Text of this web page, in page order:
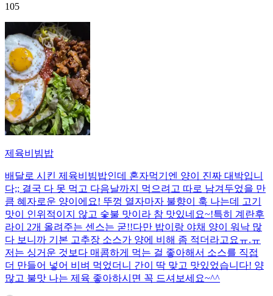
105
제육비빔밥
배달로 시킨 제육비빔밥인데 혼자먹기엔 양이 진짜 대박입니
다;; 결국 다 못 먹고 다음날까지 먹으려고 따로 남겨두었을 만
큼 혜자로운 양이에요! 뚜껑 열자마자 불향이 훅 나는데 고기
맛이 인위적이지 않고 숯불 맛이라 참 맛있네요~!특히 계란후
라이 2개 올려주는 센스는 굳!! ​다만 밥이랑 야채 양이 워낙 많
다 보니까 기본 고추장 소스가 양에 비해 좀 적더라고요ㅠ.ㅠ
저는 싱거운 것보다 매콤하게 먹는 걸 좋아해서 소스를 직접
더 만들어 넣어 비벼 먹었더니 간이 딱 맞고 맛있었습니다! 양
많고 불맛 나는 제육 좋아하시면 꼭 드셔보세요~^^